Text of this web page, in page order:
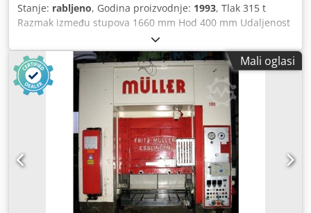
Stanje: rabljeno, Godina proizvodnje: 1993, Tlak 315 t
Razmak između stupova 1660 mm Hod 400 mm Udaljenost
stol/klip, klip u gornjem položaju 600 mm Površina stola
1600 x 1000 mm Visina stola iznad poda 960 mm
Csdezrptuepfx Al Iorf Sila vučnog jastuka u stolu 80 t Hod
vučnog jastuka u stolu 200 mm Površina vučnog jastuka u
stolu 950 x 650 mm Bočni prolaz između stupova 720 mm
Površina klipa 1600 x 1000 mm Kapacitet ulja 1400 l
Pogonska snaga 57,0 kW Težina 30,0 t Potrebni prostor
(ŠxDxV) 3,0 x 2,9 x 4,4 m S uljnohidrauličkim pogonom,
hidraulični vučni jastuk u stolu
Mali oglasi